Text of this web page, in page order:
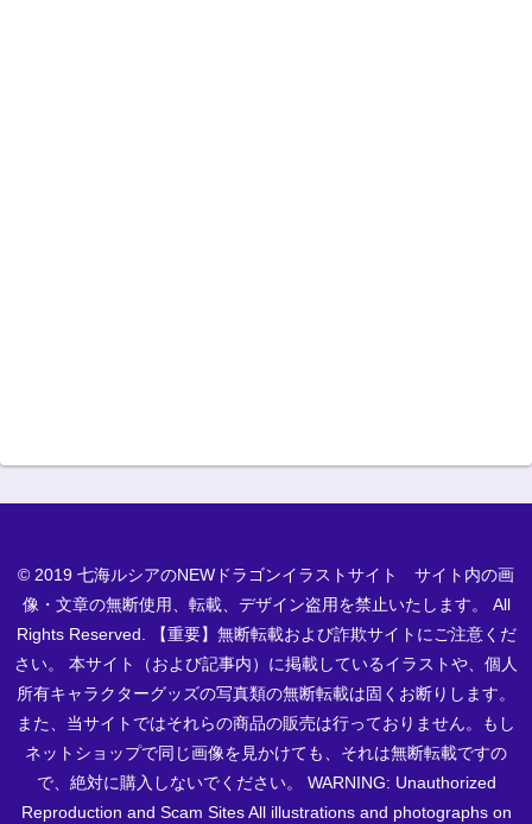
© 2019 七海ルシアのNEWドラゴンイラストサイト サイト内の画
像・文章の無断使用、転載、デザイン盗用を禁止いたします。 All
Rights Reserved. 【重要】無断転載および詐欺サイトにご注意くだ
さい。 本サイト（および記事内）に掲載しているイラストや、個人
所有キャラクターグッズの写真類の無断転載は固くお断りします。
また、当サイトではそれらの商品の販売は行っておりません。もし
ネットショップで同じ画像を見かけても、それは無断転載ですの
で、絶対に購入しないでください。 WARNING: Unauthorized
Reproduction and Scam Sites All illustrations and photographs on